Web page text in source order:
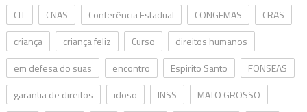
CIT
CNAS Conferência Estadual CONGEMAS
CRAS
criança
criança feliz Curso
direitos humanos
em defesa do suas
encontro Espirito Santo
FONSEAS
garantia de direitos
idoso INSS
MATO GROSSO